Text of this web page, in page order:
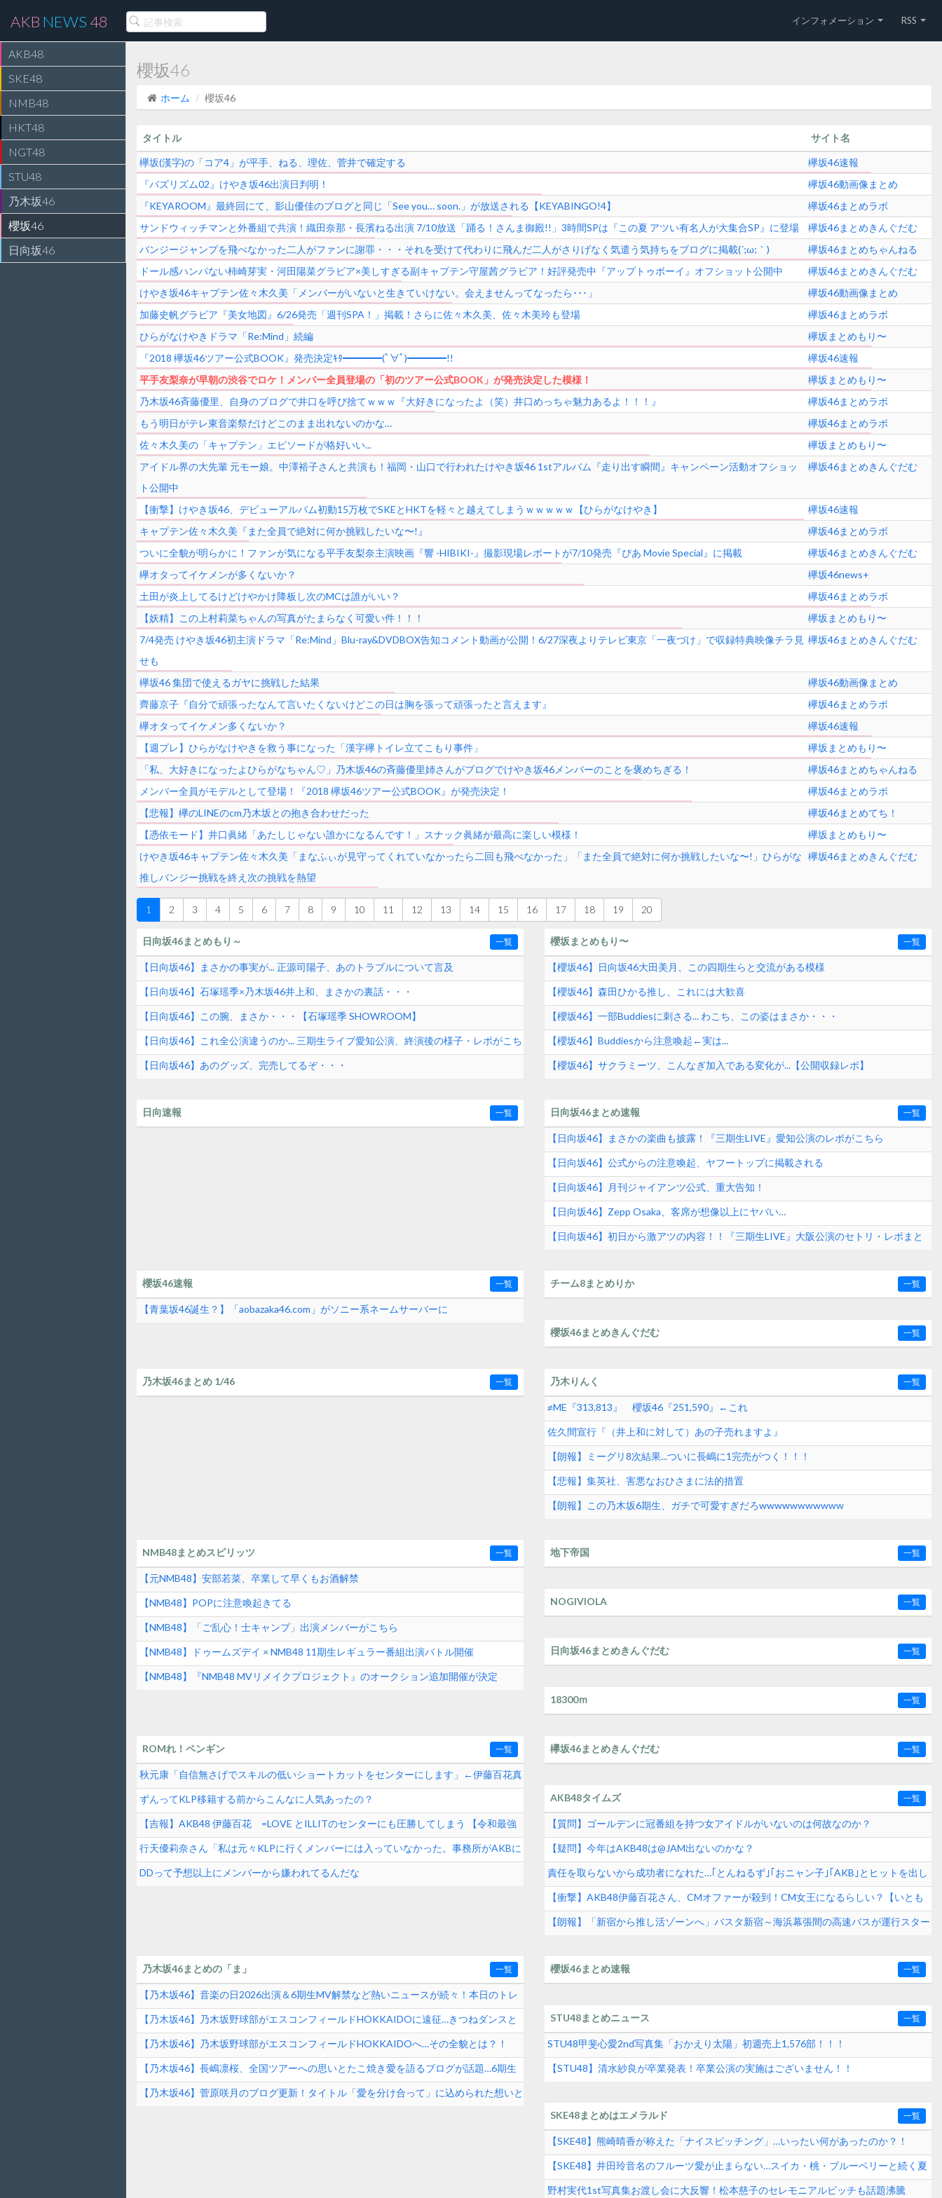
AKB NEWS 48 インフォメーション RSS
AKB48
SKE48
NMB48
HKT48
NGT48
STU48
乃木坂46
櫻坂46
日向坂46
櫻坂46
ホーム 櫻坂46
タイトル サイト名
欅坂(漢字)の「コア4」が平手、ねる、理佐、菅井で確定する
欅坂46速報
『バズリズム02』けやき坂46出演日判明！
欅坂46動画像まとめ
『KEYAROOM』最終回にて、影山優佳のブログと同じ「See you… soon.」が放送される【KEYABINGO!4】
欅坂46まとめラボ
サンドウィッチマンと外番組で共演！織田奈那・長濱ねる出演 7/10放送「踊る！さんま御殿!!」3時間SPは『この夏 アツい有名人が大集合SP』に登場
欅坂46まとめきんぐだむ
バンジージャンプを飛べなかった二人がファンに謝罪・・・それを受けて代わりに飛んだ二人がさりげなく気遣う気持ちをブログに掲載(´;ω;｀)
欅坂46まとめちゃんねる
ドール感ハンパない柿崎芽実・河田陽菜グラビア×美しすぎる副キャプテン守屋茜グラビア！好評発売中『アップトゥボーイ』オフショット公開中
欅坂46まとめきんぐだむ
けやき坂46キャプテン佐々木久美「メンバーがいないと生きていけない。会えませんってなったら･･･」
欅坂46動画像まとめ
加藤史帆グラビア『美女地図』6/26発売「週刊SPA！」掲載！さらに佐々木久美、佐々木美玲も登場
欅坂46まとめラボ
ひらがなけやきドラマ「Re:Mind」続編
欅坂まとめもり〜
『2018 欅坂46ツアー公式BOOK』発売決定ｷﾀ━━━━(ﾟ∀ﾟ)━━━━!!
欅坂46速報
平手友梨奈が早朝の渋谷でロケ！メンバー全員登場の「初のツアー公式BOOK」が発売決定した模様！
欅坂まとめもり〜
乃木坂46斉藤優里、自身のブログで井口を呼び捨てｗｗｗ『大好きになったよ（笑）井口めっちゃ魅力あるよ！！！』
欅坂46まとめラボ
もう明日がテレ東音楽祭だけどこのまま出れないのかな…
欅坂46まとめラボ
佐々木久美の「キャプテン」エピソードが格好いい...
欅坂まとめもり〜
アイドル界の大先輩 元モー娘。中澤裕子さんと共演も！福岡・山口で行われたけやき坂46 1stアルバム『走り出す瞬間』キャンペーン活動オフショッ
ト公開中
欅坂46まとめきんぐだむ
【衝撃】けやき坂46、デビューアルバム初動15万枚でSKEとHKTを軽々と越えてしまうｗｗｗｗｗ【ひらがなけやき】
欅坂46速報
キャプテン佐々木久美『また全員で絶対に何か挑戦したいな〜!』
欅坂46まとめラボ
ついに全貌が明らかに！ファンが気になる平手友梨奈主演映画『響 -HIBIKI-』撮影現場レポートが7/10発売『ぴあ Movie Special』に掲載
欅坂46まとめきんぐだむ
欅オタってイケメンが多くないか？
欅坂46news+
土田が炎上してるけどけやかけ降板し次のMCは誰がいい？
欅坂46まとめラボ
【妖精】この上村莉菜ちゃんの写真がたまらなく可愛い件！！！
欅坂まとめもり〜
7/4発売 けやき坂46初主演ドラマ「Re:Mind」Blu-ray&DVDBOX告知コメント動画が公開！6/27深夜よりテレビ東京「一夜づけ」で収録特典映像チラ見
せも
欅坂46まとめきんぐだむ
欅坂46 集団で使えるガヤに挑戦した結果
欅坂46動画像まとめ
齊藤京子『自分で頑張ったなんて言いたくないけどこの日は胸を張って頑張ったと言えます』
欅坂46まとめラボ
欅オタってイケメン多くないか？
欅坂46速報
【週プレ】ひらがなけやきを救う事になった「漢字欅トイレ立てこもり事件」
欅坂まとめもり〜
「私、大好きになったよひらがなちゃん♡」乃木坂46の斉藤優里姉さんがブログでけやき坂46メンバーのことを褒めちぎる！
欅坂46まとめちゃんねる
メンバー全員がモデルとして登場！『2018 欅坂46ツアー公式BOOK』が発売決定！
欅坂46まとめラボ
【悲報】欅のLINEのcm乃木坂との抱き合わせだった
欅坂46まとめてち！
【憑依モード】井口眞緒「あたしじゃない誰かになるんです！」スナック眞緒が最高に楽しい模様！
欅坂まとめもり〜
けやき坂46キャプテン佐々木久美「まなふぃが見守ってくれていなかったら二回も飛べなかった」「また全員で絶対に何か挑戦したいな〜!」ひらがな
推しバンジー挑戦を終え次の挑戦を熱望
欅坂46まとめきんぐだむ
1 2 3 4 5 6 7 8 9 10 11 12 13 14 15 16 17 18 19 20
日向坂46まとめもり～ 一覧
【日向坂46】まさかの事実が... 正源司陽子、あのトラブルについて言及
【日向坂46】石塚瑶季×乃木坂46井上和、まさかの裏話・・・
【日向坂46】この腕、まさか・・・【石塚瑶季 SHOWROOM】
【日向坂46】これ全公演違うのか... 三期生ライブ愛知公演、終演後の様子・レポがこち
ら！
【日向坂46】あのグッズ、完売してるぞ・・・
櫻坂まとめもり〜 一覧
【櫻坂46】日向坂46大田美月、この四期生らと交流がある模様
【櫻坂46】森田ひかる推し、これには大歓喜
【櫻坂46】一部Buddiesに刺さる... わこち、この姿はまさか・・・
【櫻坂46】Buddiesから注意喚起←実は...
【櫻坂46】サクラミーツ、こんなぎ加入である変化が...【公開収録レポ】
日向速報 一覧 日向坂46まとめ速報 一覧
【日向坂46】まさかの楽曲も披露！『三期生LIVE』愛知公演のレポがこちら
【日向坂46】公式からの注意喚起、ヤフートップに掲載される
【日向坂46】月刊ジャイアンツ公式、重大告知！
【日向坂46】Zepp Osaka、客席が想像以上にヤバい…
【日向坂46】初日から激アツの内容！！『三期生LIVE』大阪公演のセトリ・レポまと
櫻坂46速報 一覧
【青葉坂46誕生？】「aobazaka46.com」がソニー系ネームサーバーに
チーム8まとめりか 一覧
櫻坂46まとめきんぐだむ 一覧
乃木坂46まとめ 1/46 一覧 乃木りんく 一覧
≠ME『313,813』 櫻坂46『251,590』←これ
佐久間宣行『（井上和に対して）あの子売れますよ』
【朗報】ミーグリ8次結果...ついに長嶋に1完売がつく！！！
【悲報】集英社、害悪なおひさまに法的措置
【朗報】この乃木坂6期生、ガチで可愛すぎだろwwwwwwwwwww
NMB48まとめスピリッツ 一覧
【元NMB48】安部若菜、卒業して早くもお酒解禁
【NMB48】POPに注意喚起きてる
【NMB48】「ご乱心！士キャンプ」出演メンバーがこちら
【NMB48】ドゥームズデイ × NMB48 11期生レギュラー番組出演バトル開催
【NMB48】『NMB48 MVリメイクプロジェクト』のオークション追加開催が決定
地下帝国 一覧
NOGIVIOLA 一覧
日向坂46まとめきんぐだむ 一覧
18300ｍ 一覧
ROMれ！ペンギン 一覧
秋元康「自信無さげでスキルの低いショートカットをセンターにします」←伊藤百花真
逆じゃね？
ずんってKLP移籍する前からこんなに人気あったの？
【吉報】AKB48 伊藤百花 =LOVE とILLITのセンターにも圧勝してしまう 【令和最強
女性アイドル】
行天優莉奈さん「私は元々KLPに行くメンバーには入っていなかった。事務所がAKBに
掛け合ってくれて追加してもらった」
DDって予想以上にメンバーから嫌われてるんだな
欅坂46まとめきんぐだむ 一覧
AKB48タイムズ 一覧
【質問】ゴールデンに冠番組を持つ女アイドルがいないのは何故なのか？
【疑問】今年はAKB48は@JAM出ないのかな？
責任を取らないから成功者になれた…｢とんねるず｣｢おニャン子｣｢AKB｣とヒットを出し
続けた秋元康の哲学！！！
【衝撃】AKB48伊藤百花さん、CMオファーが殺到！CM女王になるらしい？【いとも
も】
【朗報】「新宿から推し活ゾーンへ」バスタ新宿～海浜幕張間の高速バスが運行スター
乃木坂46まとめの「ま」 一覧
【乃木坂46】音楽の日2026出演＆6期生MV解禁など熱いニュースが続々！本日のトレ
ンド速報
【乃木坂46】乃木坂野球部がエスコンフィールドHOKKAIDOに遠征…きつねダンスと
ファーストピッチの裏側とは？！
【乃木坂46】乃木坂野球部がエスコンフィールドHOKKAIDOへ…その全貌とは？！
【乃木坂46】長嶋凛桜、全国ツアーへの思いとたこ焼き愛を語るブログが話題…6期生
の素顔に迫る！
【乃木坂46】菅原咲月のブログ更新！タイトル「愛を分け合って」に込められた想いと
櫻坂46まとめ速報 一覧
STU48まとめニュース 一覧
STU48甲斐心愛2nd写真集「おかえり太陽」初週売上1,576部！！！
【STU48】清水紗良が卒業発表！卒業公演の実施はございません！！
SKE48まとめはエメラルド 一覧
【SKE48】熊崎晴香が称えた「ナイスピッチング」…いったい何があったのか？！
【SKE48】井田玲音名のフルーツ愛が止まらない…スイカ・桃・ブルーベリーと続く夏
グルメの実態とは？
野村実代1st写真集お渡し会に大反響！松本慈子のセレモニアルピッチも話題沸騰